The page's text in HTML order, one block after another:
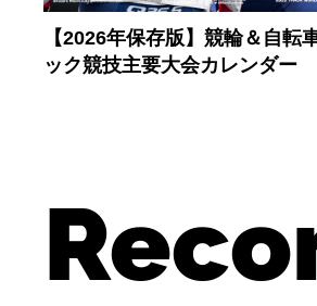
【2026年保存版】競輪＆自転
ック競技主要大会カレンダー